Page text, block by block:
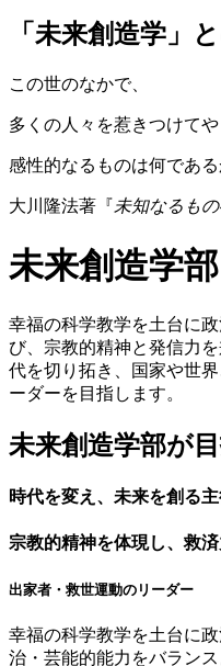
「未来創造学」
この世のなかで、
多くの人々を惹きつけてや
感性的なるものは何であ
大川隆法著『未知なるも
未来創造学部
幸福の科学教学を土台に
び、宗教的精神と発信力
代を切り拓き、国家や世
ーダーを目指します。
未来創造学部が
時代を変え、未来を創る主
宗教的精神を体現し、救
出家者・救世運動のリーダー
幸福の科学教学を土台に
治・芸能的能力をバラン